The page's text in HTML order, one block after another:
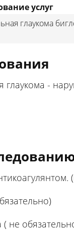
услуг
глаукома
глаукома -
не